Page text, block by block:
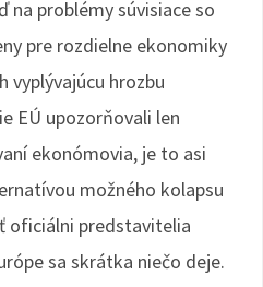
na problémy súvisiace so
pre rozdielne ekonomiky
vyplývajúcu hrozbu
EÚ upozorňovali len
ekonómovia, je to asi
možného kolapsu
oficiálni predstavitelia
sa skrátka niečo deje.